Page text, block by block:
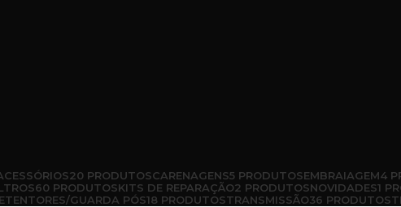
20 PRODUTOSCARENAGENS5 PRODUTOSEMBRAIAGEM4
60 PRODUTOSKITS DE REPARAÇÃO2 PRODUTOSNOVIDADES1
GUARDA PÓS18 PRODUTOSTRANSMISSÃO36 PRODUTOS